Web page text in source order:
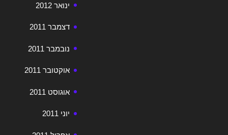
ינואר 2012
דצמבר 2011
נובמבר 2011
אוקטובר 2011
אוגוסט 2011
יוני 2011